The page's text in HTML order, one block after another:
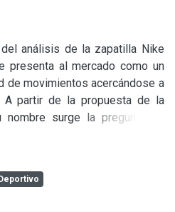
análisis de la zapatilla Nike
presenta al mercado como un
de movimientos acercándose a
partir de la propuesta de la
surge la pregunta de
de producción masiva la
de capelladas tejidas en tres
softwares de diseño 3D. Se
de los softwares en el